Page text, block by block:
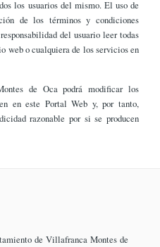
los usuarios del mismo. El uso de
de los términos y condiciones
del usuario leer todas
web o cualquiera de los servicios en
de Oca podrá modificar los
en este Portal Web y, por tanto,
razonable por si se producen
de Villafranca Montes de